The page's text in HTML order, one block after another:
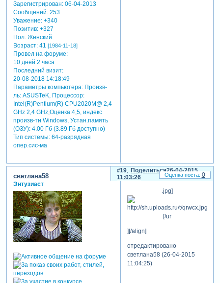
Зарегистрирован: 06-04-2013
Сообщений:253
Уважение: +340
Позитив: +327
Пол:Женский
Возраст:41 [1984-11-18]
Провел на форуме:
10 дней 2 часа
Последний визит:
20-08-2018 14:18:49
Параметры компьютера:Произв-
ль: ASUSTeK, Процессор:
Intel(R)Pentium(R) CPU2020M@ 2,4
GHz 2,4 GHz,Оценка:4,5, индекс
произв-ти Windows, Устан.память
(ОЗУ): 4.00 Гб (3.89 Гб доступно)
Тип системы: 64-разрядная
опер.сис-ма
Поделиться
19
26-04-2015
11:03:26
светлана58
Энтузиаст
.jpg]
[/ur
][/align]
отредактировано
светлана58 (26-04-2015
11:04:25)
0